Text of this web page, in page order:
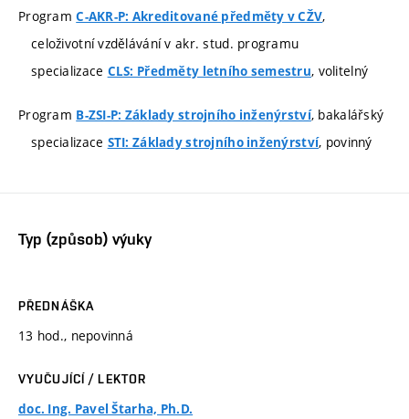
ProgramC-AKR-P: Akreditované předměty v CŽV,
celoživotní vzdělávání v akr. stud. programu
specializace CLS: Předměty letního semestru, volitelný
Program B-ZSI-P: Základy strojního inženýrství, bakalářský
specializace STI: Základy strojního inženýrství, povinný
Typ (způsob) výuky
PŘEDNÁŠKA
13 hod., nepovinná
VYUČUJÍCÍ / LEKTOR
doc. Ing. Pavel Štarha, Ph.D.